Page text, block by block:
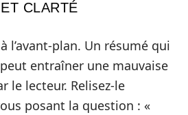
CLARTÉ
l’avant-plan. Un résumé qui
entraîner une mauvaise
le lecteur. Relisez-le
posant la question : «